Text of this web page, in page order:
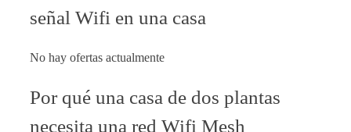
señal Wifi en una casa
No hay ofertas actualmente
Por qué una casa de dos plantas
necesita una red Wifi Mesh